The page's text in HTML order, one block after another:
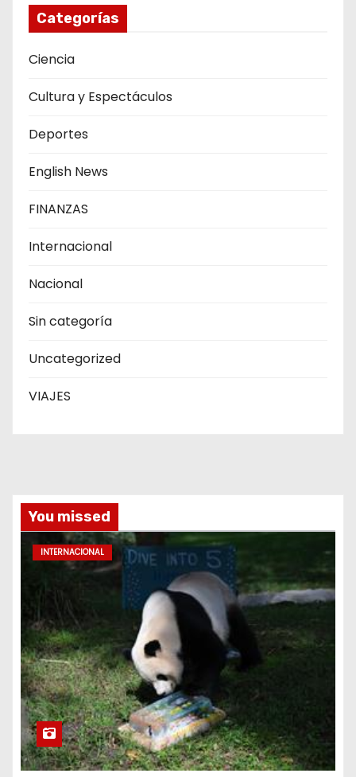
Categorías
Ciencia
Cultura y Espectáculos
Deportes
English News
FINANZAS
Internacional
Nacional
Sin categoría
Uncategorized
VIAJES
You missed
INTERNACIONAL